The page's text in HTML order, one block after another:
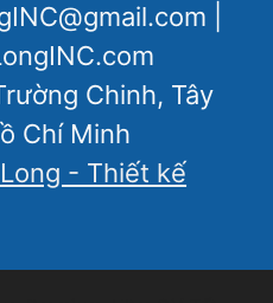
|
Chinh, Tây
Chí Minh
- Thiết kế